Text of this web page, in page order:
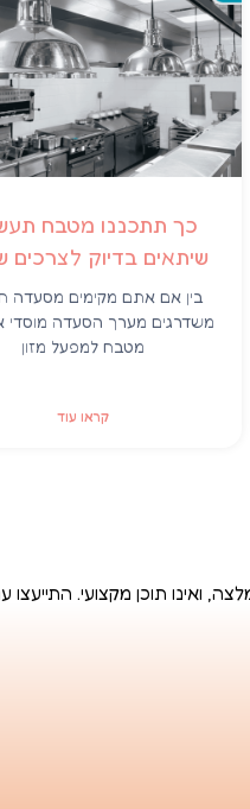
כך תתכננו מטבח
שיתאים בדיוק לצרכים
בין אם אתם מקימים מסעדה
משדרגים מערך הסעדה מוסדי
מטבח למפעל מזון
קראו עוד
ואינו תוכן מקצועי.